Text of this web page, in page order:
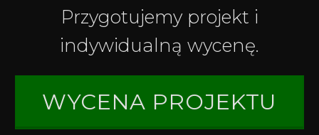
Przygotujemy projekt i
indywidualną wycenę.
WYCENA PROJEKTU